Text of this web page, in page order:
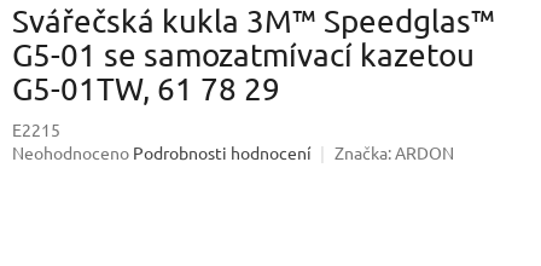
Svářečská kukla 3M™ Speedglas™
G5-01 se samozatmívací kazetou
G5-01TW, 61 78 29
E2215
Průměrné
Neohodnoceno Podrobnosti hodnocení Značka:ARDON